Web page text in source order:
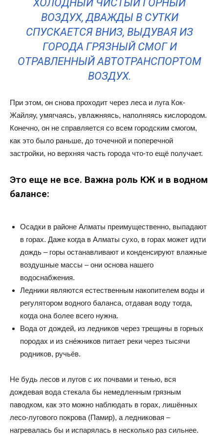
ХОЛОДНЫЙ ЧИСТЫЙ ГОРНЫЙ
ВОЗДУХ, ДВАЖДЫ В СУТКИ
СПУСКАЕТСЯ ВНИЗ, ВЫДУВАЯ ИЗ
ГОРОДА ГРЯЗНЫЙ СМОГ И
ОТРАВЛЕННЫЙ АВТОТРАНСПОРТОМ
ВОЗДУХ.
При этом, он снова проходит через леса и луга Кок-
Жайляу, умягчаясь, увлажняясь, наполняясь кислородом.
Конечно, он не справляется со всем городским смогом,
как это было раньше, до точечной и поперечной
застройки, но верхняя часть города что-то ещё получает.
Это еще не все. Важна роль КЖ и в водном
балансе:
Осадки в районе Алматы преимущественно, выпадают
в горах. Даже когда в Алматы сухо, в горах может идти
дождь – горы останавливают и конденсируют влажные
воздушные массы – они основа нашего
водоснабжения.
Ледники являются естественным накопителем воды и
регулятором водного баланса, отдавая воду тогда,
когда она более всего нужна.
Вода от дождей, из ледников через трещины в горных
породах и из сне́жников питает реки через тысячи
родников, ручьёв.
Не будь лесов и лугов с их почвами и тенью, вся
дождевая вода стекала бы немедленным грязным
паводком, как это можно наблюдать в горах, лишённых
лесо-лугового покрова (Памир), а ледниковая –
нагревалась бы и испарялась в несколько раз сильнее.